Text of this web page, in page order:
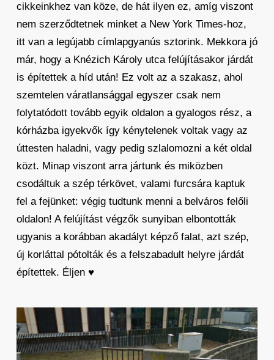
cikkeinkhez van köze, de hát ilyen ez, amíg viszont
nem szerződtetnek minket a New York Times-hoz,
itt van a legújabb címlapgyanús sztorink. Mekkora jó
már, hogy a Knézich Károly utca felújításakor járdát
is építettek a híd után! Ez volt az a szakasz, ahol
szemtelen váratlansággal egyszer csak nem
folytatódott tovább egyik oldalon a gyalogos rész, a
kórházba igyekvők így kénytelenek voltak vagy az
úttesten haladni, vagy pedig szlalomozni a két oldal
közt. Minap viszont arra jártunk és miközben
csodáltuk a szép térkövet, valami furcsára kaptuk
fel a fejünket: végig tudtunk menni a belváros felőli
oldalon! A felújítást végzők sunyiban elbontották
ugyanis a korábban akadályt képző falat, azt szép,
új korláttal pótolták és a felszabadult helyre járdát
építettek. Éljen ♥